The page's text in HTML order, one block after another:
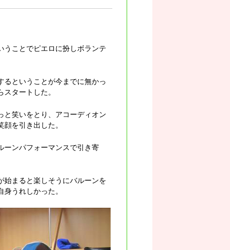
うことでピエロに扮しボランテ
るということが今までに無かっ
タートした。
と笑いをとり、アコーディオン
を引き出した。
ーンパフォーマンスで引き寄
始まると楽しそうにバルーンを
うれしかった。